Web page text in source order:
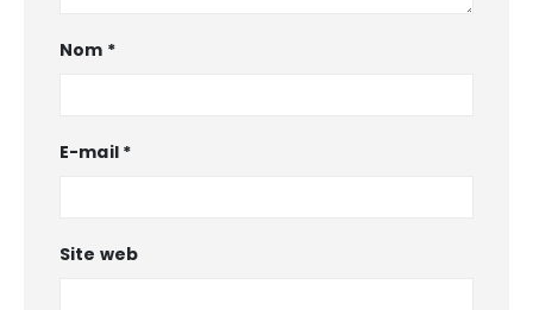
Nom *
E-mail *
Site web